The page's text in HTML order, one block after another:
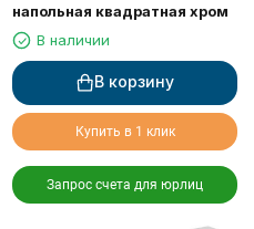
напольная квадратная хром
В наличии
В корзину
Купить в 1 клик
Запрос счета для юрлиц